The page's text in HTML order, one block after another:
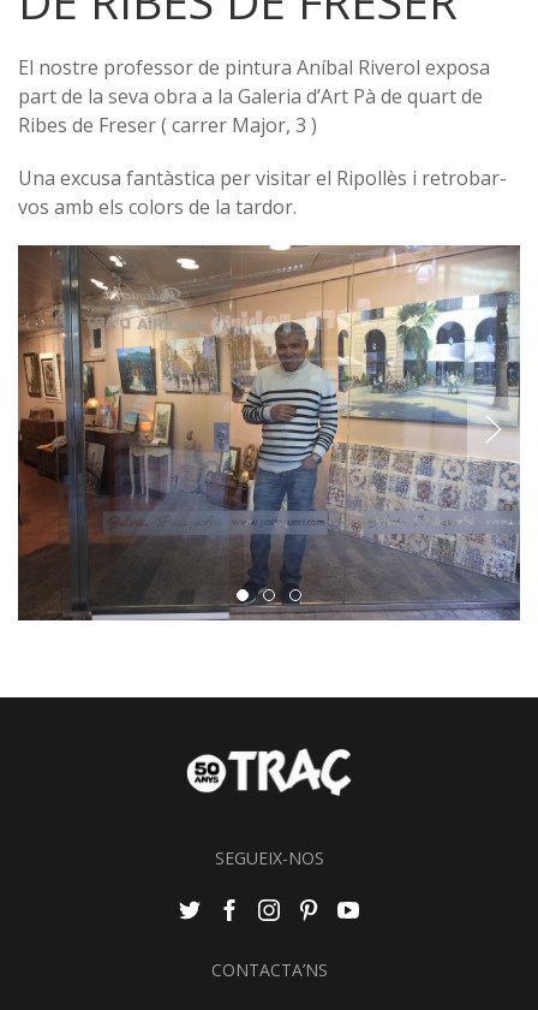
El nostre professor de pintura Aníbal Riverol exposa
part de la seva obra a la Galeria d’Art Pà de quart de
Ribes de Freser ( carrer Major, 3 )
Una excusa fantàstica per visitar el Ripollès i retrobar-
vos amb els colors de la tardor.
SEGUEIX-NOS
CONTACTA’NS